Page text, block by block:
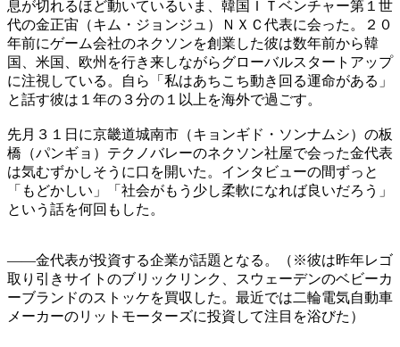
息が切れるほど動いているいま、韓国ＩＴベンチャー第１世
代の金正宙（キム・ジョンジュ）ＮＸＣ代表に会った。２０
年前にゲーム会社のネクソンを創業した彼は数年前から韓
国、米国、欧州を行き来しながらグローバルスタートアップ
に注視している。自ら「私はあちこち動き回る運命がある」
と話す彼は１年の３分の１以上を海外で過ごす。
先月３１日に京畿道城南市（キョンギド・ソンナムシ）の板
橋（パンギョ）テクノバレーのネクソン社屋で会った金代表
は気むずかしそうに口を開いた。インタビューの間ずっと
「もどかしい」「社会がもう少し柔軟になれば良いだろう」
という話を何回もした。
――金代表が投資する企業が話題となる。（※彼は昨年レゴ
取り引きサイトのブリックリンク、スウェーデンのベビーカ
ーブランドのストッケを買収した。最近では二輪電気自動車
メーカーのリットモーターズに投資して注目を浴びた）